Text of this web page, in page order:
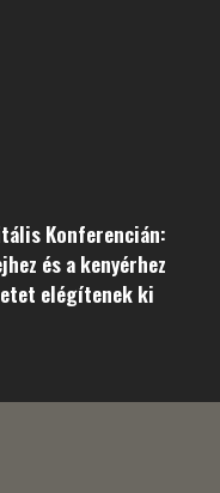
Konferencián:
és a kenyérhez
elégítenek ki